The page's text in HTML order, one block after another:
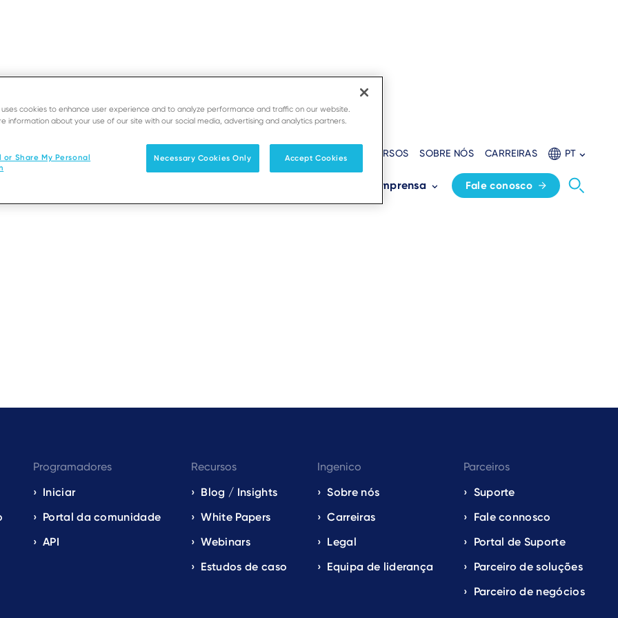
SUPORTE PROGRAMADORES RECURSOS SOBRE NÓS CARREIRAS PT
Sala de imprensa Fale conosco
Programadores
Iniciar
Portal da comunidade
API
Recursos
Blog / Insights
White Papers
Webinars
Estudos de caso
Ingenico
Sobre nós
Carreiras
Legal
Equipa de liderança
Parceiros
Suporte
Fale connosco
Portal de Suporte
Parceiro de soluções
Parceiro de negócios
uses cookies to enhance user experience and to analyze performance and traffic on our website.
information about your use of our site with our social media, advertising and analytics partners.
or Share My Personal
Necessary Cookies Only Accept Cookies